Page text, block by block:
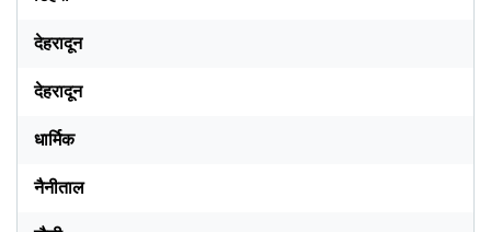
देहरादून
देहरादून
धार्मिक
नैनीताल